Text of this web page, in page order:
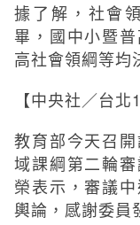
據了解，社會
畢，國中小暨
高社會領綱等均
【中央社／台北
教育部今天召
域課綱第二輪
榮表示，審議
輿論，感謝委員